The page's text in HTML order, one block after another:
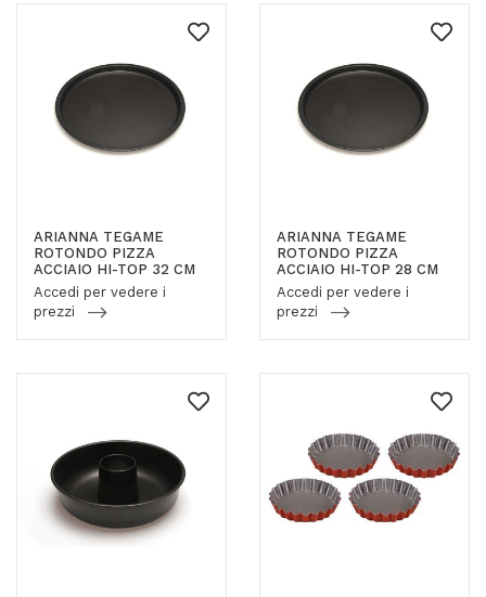
ARIANNA TEGAME
ROTONDO PIZZA
ACCIAIO HI-TOP 32 CM
Accedi per vedere i
prezzi
ARIANNA TEGAME
ROTONDO PIZZA
ACCIAIO HI-TOP 28 CM
Accedi per vedere i
prezzi